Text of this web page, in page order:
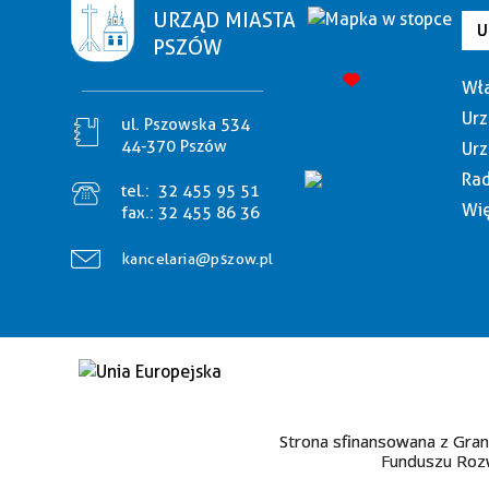
URZĄD MIASTA
PSZÓW
ul. Pszowska 534
44-370 Pszów
tel.: 32 455 95 51
fax.: 32 455 86 36
kancelaria@pszow.pl
Strona sfinansowana z
Funduszu